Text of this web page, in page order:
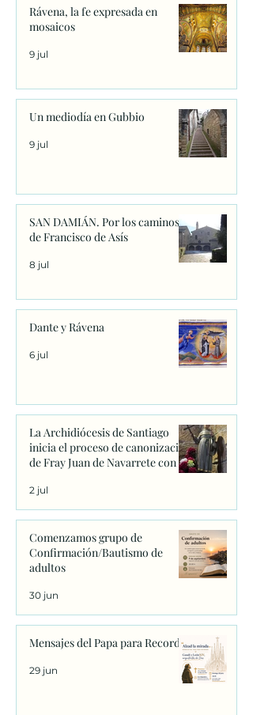
Rávena, la fe expresada en
mosaicos
9 jul
Un mediodía en Gubbio
9 jul
SAN DAMIÁN. Por los caminos
de Francisco de Asís
8 jul
Dante y Rávena
6 jul
La Archidiócesis de Santiago
inicia el proceso de canonización
de Fray Juan de Navarrete con la
firma de los primeros decretos
en Sanxenxo
2 jul
Comenzamos grupo de
Confirmación/Bautismo de
adultos
30 jun
Mensajes del Papa para Recordar
29 jun